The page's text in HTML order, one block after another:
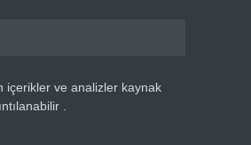
içerikler ve analizler kaynak
.